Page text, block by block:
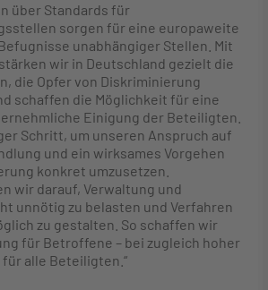
über Standards für
sorgen für eine europaweite
unabhängiger Stellen. Mit
wir in Deutschland gezielt die
die Opfer von Diskriminierung
schaffen die Möglichkeit für eine
Einigung der Beteiligten.
Schritt, um unseren Anspruch auf
und ein wirksames Vorgehen
konkret umzusetzen.
wir darauf, Verwaltung und
unnötig zu belasten und Verfahren
zu gestalten. So schaffen wir
für Betroffene – bei zugleich hoher
alle Beteiligten.“